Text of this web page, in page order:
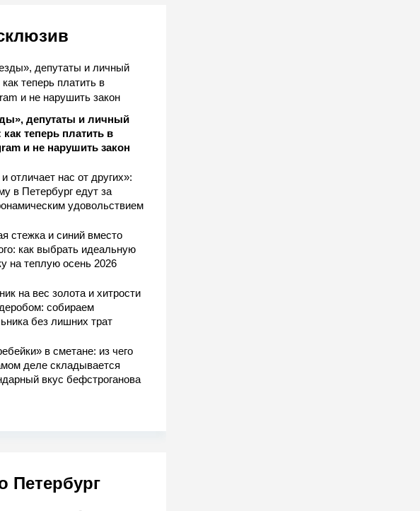
депутаты и личный
как теперь платить в
и не нарушить закон
отличает нас от других»:
в Петербург едут за
удовольствием
стежка и синий вместо
как выбрать идеальную
на теплую осень 2026
на вес золота и хитрости
собираем
без лишних трат
в сметане: из чего
деле складывается
вкус бефстроганова
Петербург